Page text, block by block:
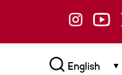
English